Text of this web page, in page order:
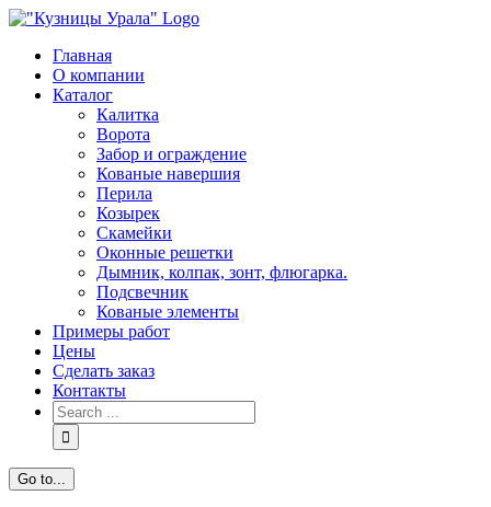
Skip
contentГлавная
О компании
Каталог
Калитка
Ворота
Забор и ограждение
Кованые навершия
Перила
Козырек
Скамейки
Оконные решетки
Дымник, колпак, зонт, флюгарка.
Подсвечник
Кованые элементы
Примеры работ
Цены
Сделать заказ
Контакты
Search
for:
Go to...